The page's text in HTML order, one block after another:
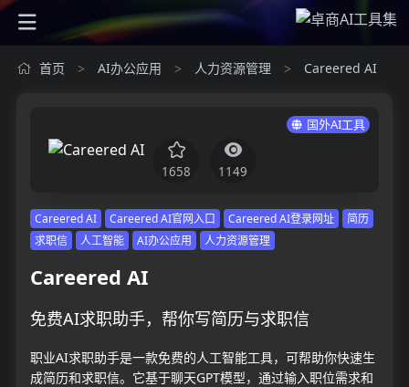
首页 > AI办公应用 > 人力资源管理 > Careered AI
国外AI工具
1658 1149
Careered AI Careered AI官网入口 Careered AI登录网址
简历
求职信
人工智能 AI办公应用 人力资源管理
Careered AI
免费AI求职助手，帮你写简历与求职信
职业AI求职助手是一款免费的人工智能工具，可帮助你快速生
成简历和求职信。它基于聊天GPT模型，通过输入职位需求和